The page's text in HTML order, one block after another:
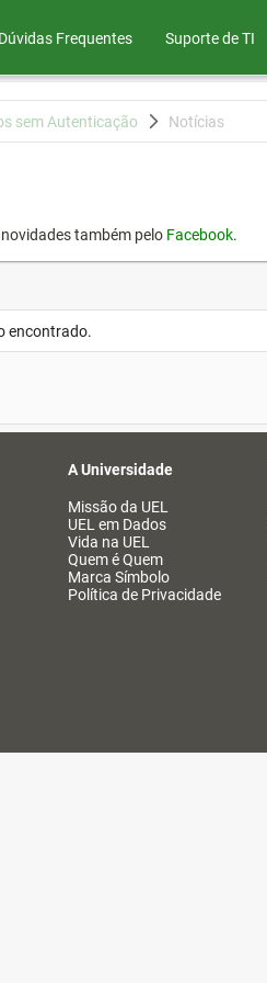
Dúvidas Frequentes Suporte de TI
sem Autenticação Notícias
também pelo Facebook.
encontrado.
A Universidade
Missão da UEL
UEL em Dados
Vida na UEL
Quem é Quem
Marca Símbolo
Política de Privacidade